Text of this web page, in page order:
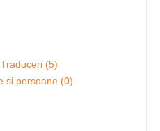
(5)
si persoane (0)